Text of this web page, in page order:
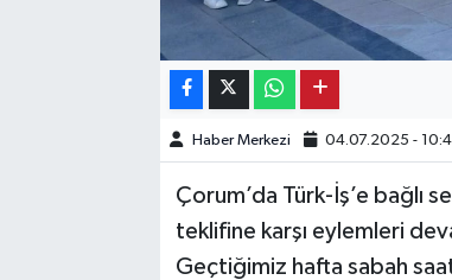
Haber Merkezi 04.07.2025 -
Çorum’da Türk-İş’e bağlı
teklifine karşı eylemleri
Geçtiğimiz hafta sabah
Uğurludağ